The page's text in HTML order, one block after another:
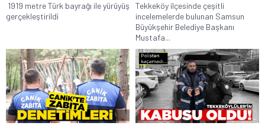
1919 metre Türk bayrağı ile yürüyüş
gerçekleştirildi
Tekkeköy ilçesinde çeşitli
incelemelerde bulunan Samsun
Büyükşehir Belediye Başkanı
Mustafa...